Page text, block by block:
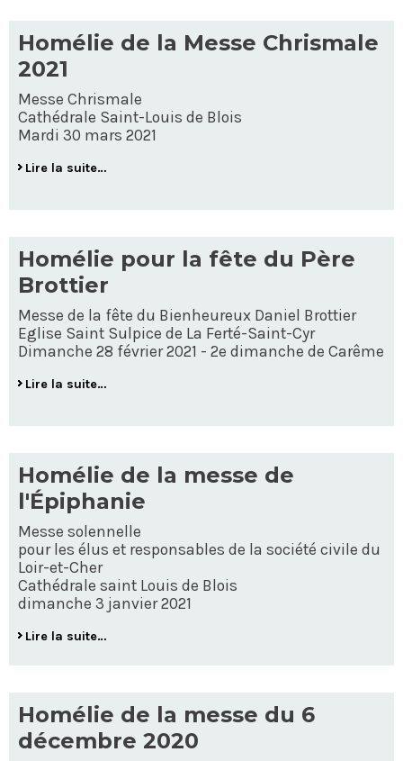
Homélie de la Messe Chrismale
2021
Messe Chrismale
Cathédrale Saint-Louis de Blois
Mardi 30 mars 2021
Lire la suite…
Homélie pour la fête du Père
Brottier
Messe de la fête du Bienheureux Daniel Brottier
Eglise Saint Sulpice de La Ferté-Saint-Cyr
Dimanche 28 février 2021 - 2e dimanche de Carême
Lire la suite…
Homélie de la messe de
l'Épiphanie
Messe solennelle
pour les élus et responsables de la société civile du
Loir-et-Cher
Cathédrale saint Louis de Blois
dimanche 3 janvier 2021
Lire la suite…
Homélie de la messe du 6
décembre 2020